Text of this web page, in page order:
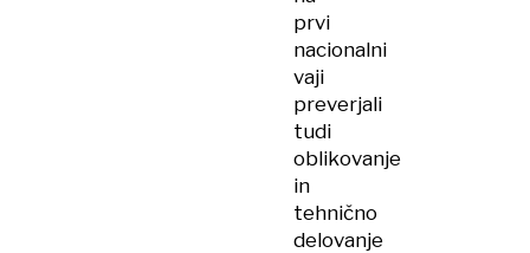
prvi
nacionalni
vaji
preverjali
tudi
oblikovanje
in
tehnično
delovanje